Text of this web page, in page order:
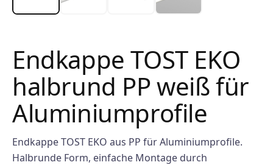
Endkappe TOST EKO
halbrund PP weiß für
Aluminiumprofile
Endkappe TOST EKO aus PP für Aluminiumprofile.
Halbrunde Form, einfache Montage durch